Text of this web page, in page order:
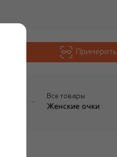
Примерить
Все товары
Женские очки